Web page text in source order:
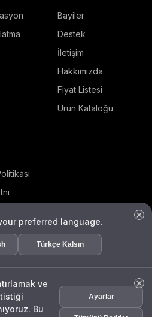
Bayiler
Destek
İletişim
Hakkımızda
Fiyat Listesi
Ürün Kataloğu
ENDA
preferred language.
Türkçe Kalsın
ve
Bu
Ayarlar